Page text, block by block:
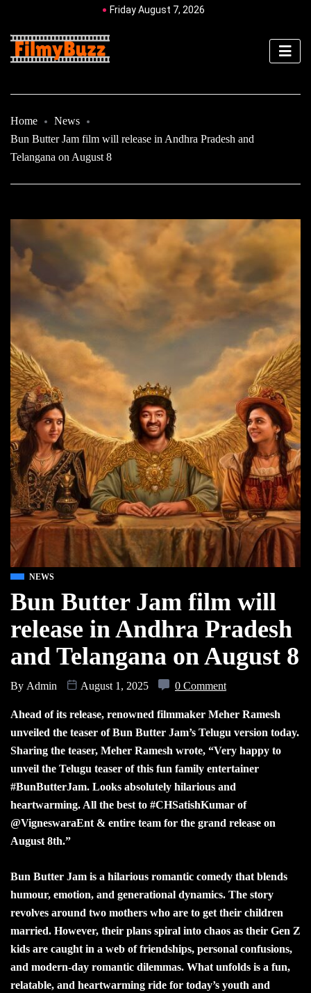
Friday August 7, 2026
Home
News
Bun Butter Jam film will release in Andhra Pradesh and
Telangana on August 8
NEWS
Bun Butter Jam film will
release in Andhra Pradesh
and Telangana on August 8
By Admin August 1, 2025 0 Comment
Ahead of its release, renowned filmmaker Meher Ramesh
unveiled the teaser of Bun Butter Jam’s Telugu version today.
Sharing the teaser, Meher Ramesh wrote, “Very happy to
unveil the Telugu teaser of this fun family entertainer
#BunButterJam. Looks absolutely hilarious and
heartwarming. All the best to #CHSatishKumar of
@VigneswaraEnt & entire team for the grand release on
August 8th.”
Bun Butter Jam is a hilarious romantic comedy that blends
humour, emotion, and generational dynamics. The story
revolves around two mothers who are to get their children
married. However, their plans spiral into chaos as their Gen Z
kids are caught in a web of friendships, personal confusions,
and modern-day romantic dilemmas. What unfolds is a fun,
relatable, and heartwarming ride for today’s youth and